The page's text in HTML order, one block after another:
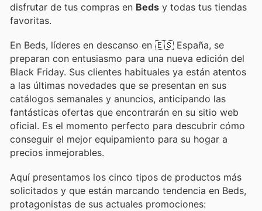
disfrutar de tus compras en Beds y todas tus tiendas
favoritas.
En Beds, líderes en descanso en 🇪🇸 España, se
preparan con entusiasmo para una nueva edición del
Black Friday. Sus clientes habituales ya están atentos
a las últimas novedades que se presentan en sus
catálogos semanales y anuncios, anticipando las
fantásticas ofertas que encontrarán en su sitio web
oficial. Es el momento perfecto para descubrir cómo
conseguir el mejor equipamiento para su hogar a
precios inmejorables.
Aquí presentamos los cinco tipos de productos más
solicitados y que están marcando tendencia en Beds,
protagonistas de sus actuales promociones: